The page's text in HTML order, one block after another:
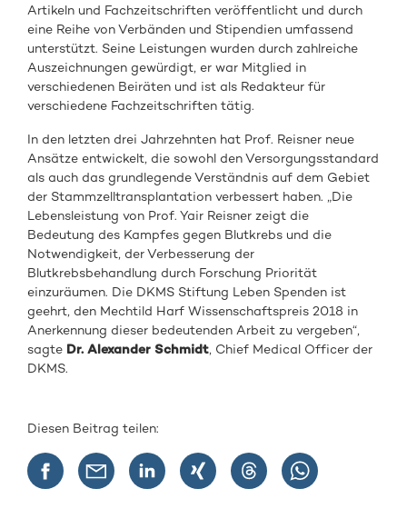
Artikeln und Fachzeitschriften veröffentlicht und durch
eine Reihe von Verbänden und Stipendien umfassend
unterstützt. Seine Leistungen wurden durch zahlreiche
Auszeichnungen gewürdigt, er war Mitglied in
verschiedenen Beiräten und ist als Redakteur für
verschiedene Fachzeitschriften tätig.
In den letzten drei Jahrzehnten hat Prof. Reisner neue
Ansätze entwickelt, die sowohl den Versorgungsstandard
als auch das grundlegende Verständnis auf dem Gebiet
der Stammzelltransplantation verbessert haben. „Die
Lebensleistung von Prof. Yair Reisner zeigt die
Bedeutung des Kampfes gegen Blutkrebs und die
Notwendigkeit, der Verbesserung der
Blutkrebsbehandlung durch Forschung Priorität
einzuräumen. Die DKMS Stiftung Leben Spenden ist
geehrt, den Mechtild Harf Wissenschaftspreis 2018 in
Anerkennung dieser bedeutenden Arbeit zu vergeben“,
sagte Dr. Alexander Schmidt, Chief Medical Officer der
DKMS.
Diesen Beitrag teilen: